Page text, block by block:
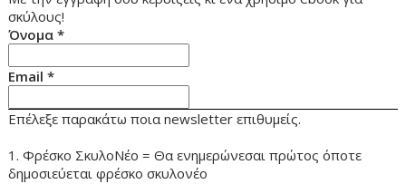
σκύλους!
Όνομα*
Email*
Επέλεξε παρακάτω ποια newsletter επιθυμείς.
1. Φρέσκο ΣκυλοΝέο = Θα ενημερώνεσαι πρώτος όποτε
δημοσιεύεται φρέσκο σκυλονέο